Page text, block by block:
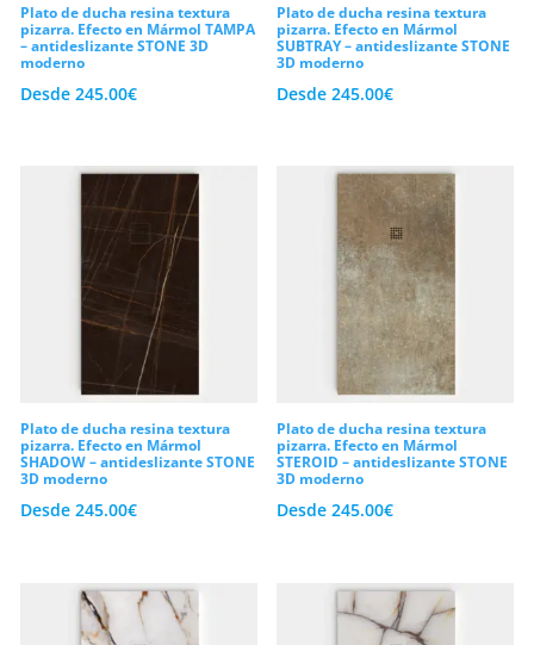
Plato de ducha resina textura
pizarra. Efecto en Mármol TAMPA
– antideslizante STONE 3D
moderno
Desde 245.00€
Plato de ducha resina textura
pizarra. Efecto en Mármol
SUBTRAY – antideslizante STONE
3D moderno
Desde245.00€
Plato de ducha resina textura
pizarra. Efecto en Mármol
SHADOW – antideslizante STONE
3D moderno
Desde 245.00€
Plato de ducha resina textura
pizarra. Efecto en Mármol
STEROID – antideslizante STONE
3D moderno
Desde245.00€